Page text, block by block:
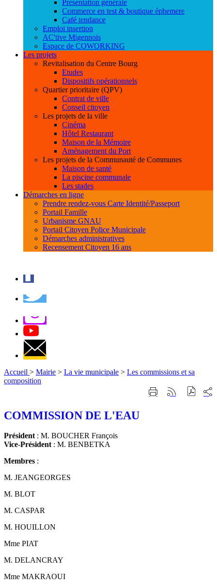
Présentation générale
Commerce en test & boutique éphemere
Café tendance
Emploi insertion
AC'tive Migennois
Espace de COWORKING
Les projets
Revitalisation du Centre Bourg
Etudes
Dispositifs opérationnels
Quartier prioritaire (QPV)
Contrat de ville
Conseil citoyen
Les projets de la ville
Cinéma
Hôtel Restaurant
Maison de la Mémoire
Aménagement du Port
Les projets de la Communauté de Communes
Maison de santé
La piscine communale
Les stades
Démarches en ligne
Prendre rendez-vous Carte Identité/Passeport
Portail Famille
Urbanisme GNAU
Portail Citoyen Police Municipale
Démarches administratives
Recensement Citoyen 16 ans
Accueil > Mairie > La vie municipale > Les commissions et sa
composition
ImprimerGénérer
sur
COMMISSION DE L'EAU
Président : M. BOUCHER François
Vice-Président : M. BENBETKA
Membres :
M. JEANGEORGES
M. BLOT
M. CASPAR
M. HOUILLON
Mme PIAT
M. DELANCRAY
Mme MAKRAOUI